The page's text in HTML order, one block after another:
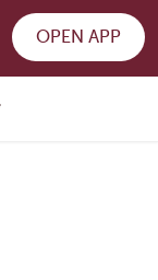
OPEN APP